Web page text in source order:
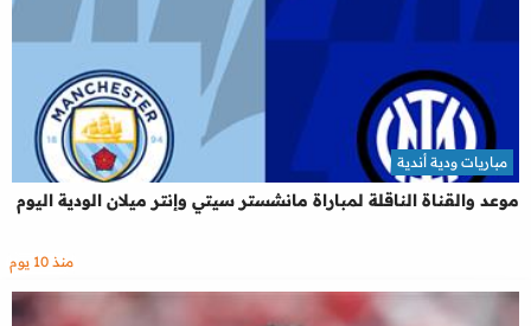
موعد والقناة الناقلة لمباراة مانشستر سيتي وإنتر ميلان الودية اليوم
مباريات ودية أندية
منذ 10 يوم